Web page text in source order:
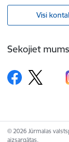
Visi
Sekojiet mums
© 2026 Jūrmalas
aizsargātas.